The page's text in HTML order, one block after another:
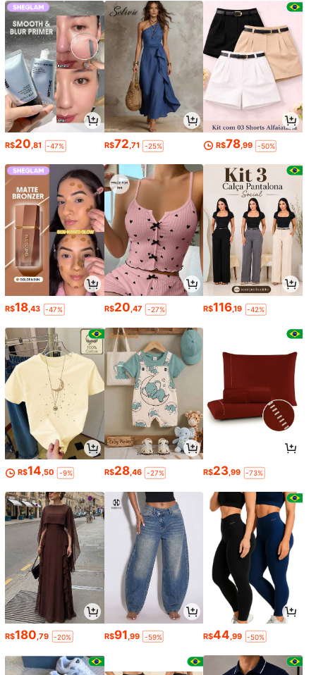
R$20,81 -47% R$72,71 -25% R$78,99 -50%
R$18,43 -47% R$20,47 -27% R$116,19 -42%
R$14,50 -9% R$28,46 -27% R$23,99 -73%
R$180 ,79 -20% R$91 ,99 -59% R$44 ,99 -50%